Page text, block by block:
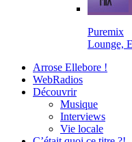
Puremix
Lounge,
Arrose Ellebore !
WebRadios
Découvrir
Musique
Interviews
Vie locale